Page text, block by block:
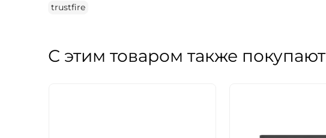
trustfire
С этим товаром также покупают